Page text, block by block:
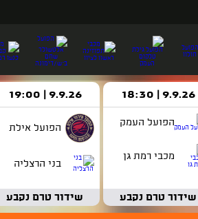
9.9.26 | 18:30
הפועל העמק
מכבי רמת גן
שידור טרם נקבע
9.9.26 | 19:00
הפועל אילת
בני הרצליה
שידור טרם נקבע